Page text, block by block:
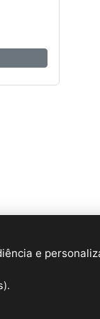
- 59230
484
e